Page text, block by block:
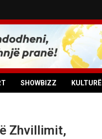
SHOWBIZZ KULTURË
Zhvillimit,